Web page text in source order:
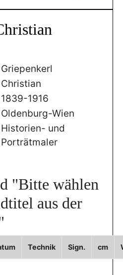
Griepenkerl
Christian
1839-1916
Oldenburg-Wien
Historien- und
Porträtmaler
"Bitte wählen
aus der
Technik Sign. cm